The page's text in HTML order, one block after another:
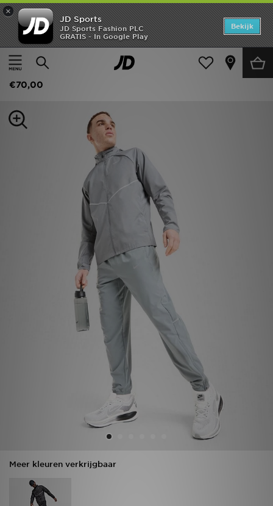
×
JD Sports
JD Sports Fashion PLC
GRATIS - In Google Play
Bekijk
Thuis
Heren Herenkleding Joggingbroeken
Nike Miler Track Pants
€70,00
Meer kleuren verkrijgbaar
Home
Offers
Dames
Vind een winkel
Bestelling traceren